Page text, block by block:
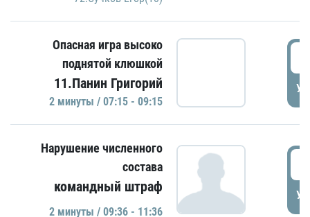
Опасная игра высоко
поднятой клюшкой
11.Панин Григорий
2 минуты / 07:15 - 09:15
Нарушение численного
состава
командный штраф
2 минуты / 09:36 - 11:36